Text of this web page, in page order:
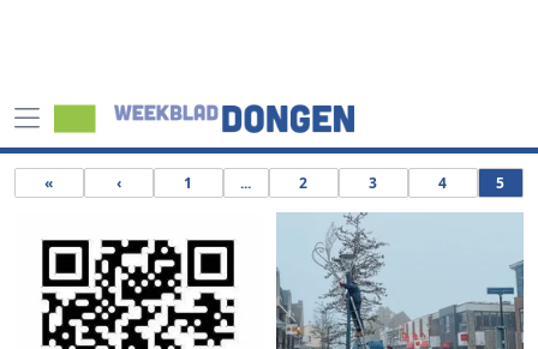
« ‹ 1 ... 2 3 4 5